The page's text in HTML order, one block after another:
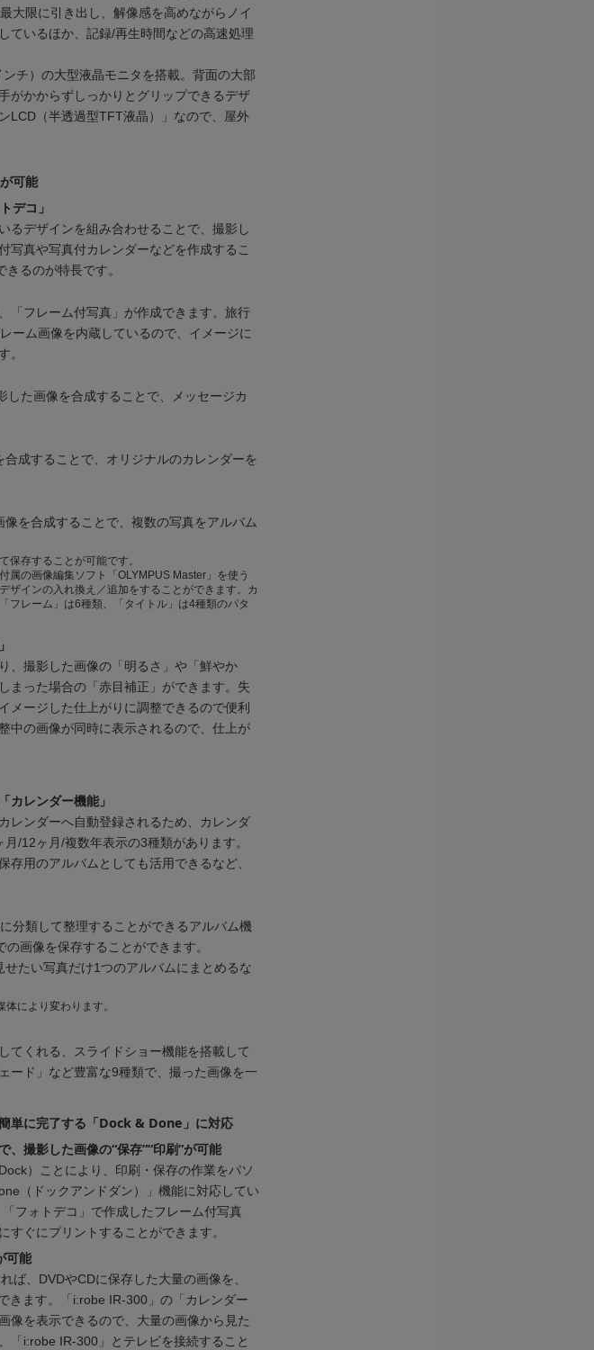
大限に引き出し、解像感を高めながらノイ
ているほか、記録/再生時間などの高速処理
チ）の大型液晶モニタを搭載。背面の大部
がかからずしっかりとグリップできるデザ
LCD（半透過型TFT液晶）」なので、屋外
可能
デコ」
るデザインを組み合わせることで、撮影し
写真や写真付カレンダーなどを作成するこ
るのが特長です。
「フレーム付写真」が作成できます。旅行
ーム画像を内蔵しているので、イメージに
。
した画像を合成することで、メッセージカ
成することで、オリジナルのカレンダーを
を合成することで、複数の写真をアルバム
保存することが可能です。
属の画像編集ソフト「OLYMPUS Master」を使う
ザインの入れ換え／追加をすることができます。カ
フレーム」は6種類、「タイトル」は4種類のパタ
、撮影した画像の「明るさ」や「鮮やか
まった場合の「赤目補正」ができます。失
メージした仕上がりに調整できるので便利
中の画像が同時に表示されるので、仕上が
カレンダー機能」
レンダーへ自動登録されるため、カレンダ
/12ヶ月/複数年表示の3種類があります。
用のアルバムとしても活用できるなど、
分類して整理することができるアルバム機
画像を保存することができます。
たい写真だけ1つのアルバムにまとめるな
により変わります。
てくれる、スライドショー機能を搭載して
ード」など豊富な9種類で、撮った画像を一
単に完了する「Dock & Done」に対応
撮影した画像の“保存”“印刷”が可能
）ことにより、印刷・保存の作業をパソ
（ドックアンドダン）」機能に対応してい
フォトデコ」で作成したフレーム付写真
ぐにプリントすることができます。
可能
ば、DVDやCDに保存した大量の画像を、
きます。「i:robe IR-300」の「カレンダー
像を表示できるので、大量の画像から見た
「i:robe IR-300」とテレビを接続すること